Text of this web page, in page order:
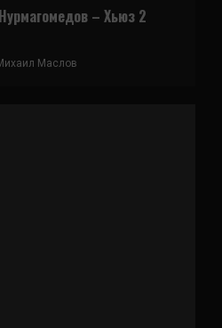
– Хьюз 2
Маслов